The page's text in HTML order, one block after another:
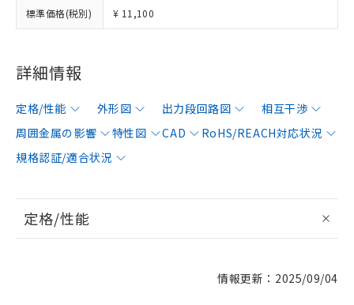
標準価格(税別) ¥ 11,100
詳細情報
定格/性能 外形図 出力段回路図
相互干渉
周囲金属の影響
特性図 CAD
RoHS/REACH対応状況
規格認証/適合状況
定格/性能
情報更新：2025/09/04